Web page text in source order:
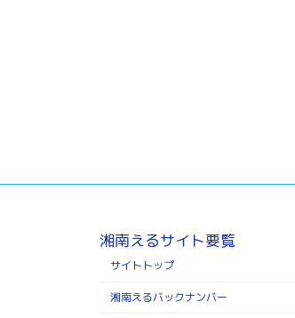
湘南えるサイト要覧
サイトトップ
湘南えるバックナンバー